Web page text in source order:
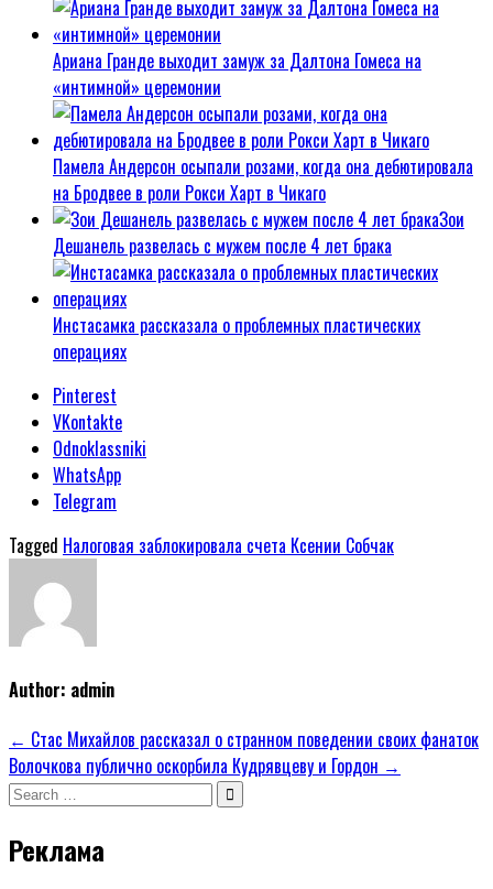
Ариана Гранде выходит замуж за Далтона Гомеса на
«интимной» церемонии
Памела Андерсон осыпали розами, когда она дебютировала
на Бродвее в роли Рокси Харт в Чикаго
Зои
Дешанель развелась с мужем после 4 лет брака
Инстасамка рассказала о проблемных пластических
операциях
Pinterest
VKontakte
Odnoklassniki
WhatsApp
Telegram
Tagged Налоговая заблокировала счета Ксении Собчак
Author: admin
Навигация
по
← Стас Михайлов рассказал о странном поведении своих фанаток
Волочкова публично оскорбила Кудрявцеву и Гордон →
Search
Реклама